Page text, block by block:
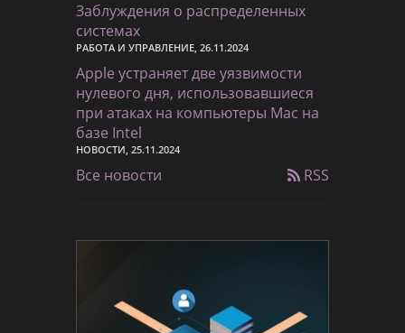
Заблуждения о распределенных
системах
РАБОТА И УПРАВЛЕНИЕ, 26.11.2024
Apple устраняет две уязвимости
нулевого дня, использовавшиеся
при атаках на компьютеры Mac на
базе Intel
НОВОСТИ, 25.11.2024
Все новости RSS